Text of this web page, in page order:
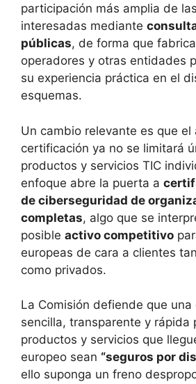
participación más amplia de
interesadas mediante
públicas, de forma que
operadores y otras entidades
su experiencia práctica en el
esquemas.
Un cambio relevante es que el
certificación ya no se limitará
productos y servicios TIC
enfoque abre la puerta a
de ciberseguridad de
completas, algo que se
posible activo competitivo
europeas de cara a clientes
como privados.
La Comisión defiende que
sencilla, transparente y rápida
productos y servicios que
europeo sean “seguros por
ello suponga un freno